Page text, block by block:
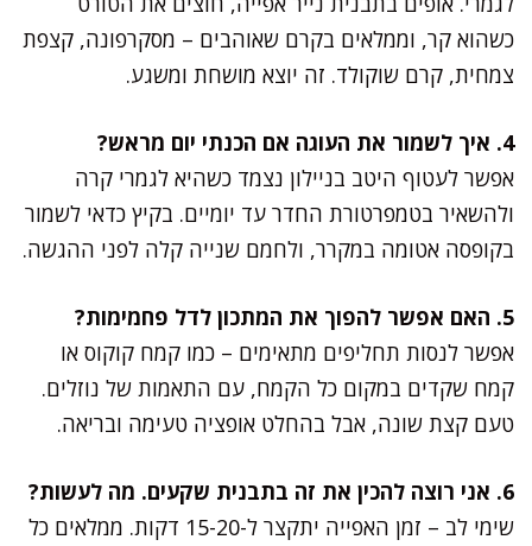
כשהוא קר, וממלאים בקרם שאוהבים – מסקרפונה, קצפת
צמחית, קרם שוקולד. זה יוצא מושחת ומשגע.
4. איך לשמור את העוגה אם הכנתי יום מראש?
אפשר לעטוף היטב בניילון נצמד כשהיא לגמרי קרה
ולהשאיר בטמפרטורת החדר עד יומיים. בקיץ כדאי לשמור
בקופסה אטומה במקרר, ולחמם שנייה קלה לפני ההגשה.
5. האם אפשר להפוך את המתכון לדל פחמימות?
אפשר לנסות תחליפים מתאימים – כמו קמח קוקוס או
קמח שקדים במקום כל הקמח, עם התאמות של נוזלים.
טעם קצת שונה, אבל בהחלט אופציה טעימה ובריאה.
6. אני רוצה להכין את זה בתבנית שקעים. מה לעשות?
שימי לב – זמן האפייה יתקצר ל-15-20 דקות. ממלאים כל